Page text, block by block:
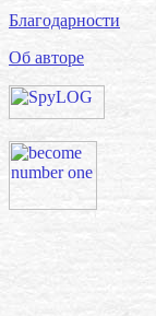
Благодарности
Об авторе